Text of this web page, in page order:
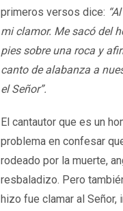
primeros versos dice:
mi clamor. Me sacó del
pies sobre una roca y
canto de alabanza a
el Señor”.
El cantautor que es un
problema en confesar
rodeado por la muerte,
resbaladizo. Pero
hizo fue clamar al Señor,